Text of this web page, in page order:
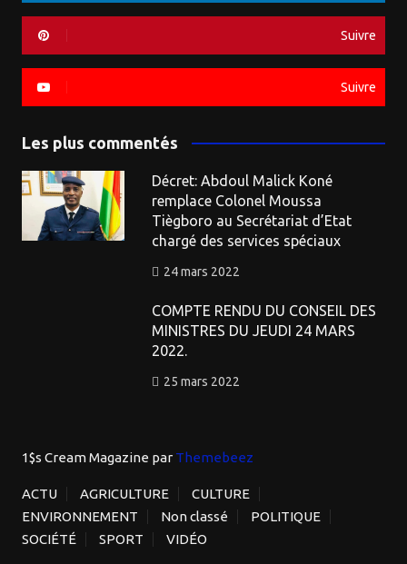
Suivre
Suivre
Les plus commentés
Décret: Abdoul Malick Koné
remplace Colonel Moussa
Tiègboro au Secrétariat d’Etat
chargé des services spéciaux
24 mars 2022
COMPTE RENDU DU CONSEIL DES
MINISTRES DU JEUDI 24 MARS
2022.
25 mars 2022
1$s Cream Magazine par Themebeez
ACTU AGRICULTURE
CULTURE
ENVIRONNEMENT
Non classé
POLITIQUE
SOCIÉTÉ
SPORT VIDÉO